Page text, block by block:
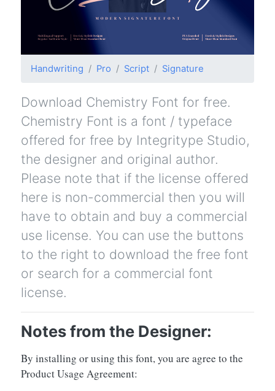
Handwriting Pro Script Signature
Download Chemistry Font for free.
Chemistry Font is a font / typeface
offered for free by Integritype Studio,
the designer and original author.
Please note that if the license offered
here is non-commercial then you will
have to obtain and buy a commercial
use license. You can use the buttons
to the right to download the free font
or search for a commercial font
license.
Notes from the Designer:
By installing or using this font, you are agree to the
Product Usage Agreement: